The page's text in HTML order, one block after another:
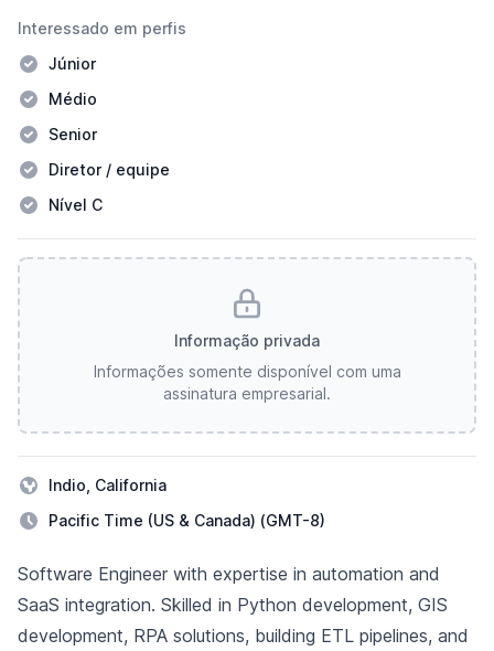
Interessado em perfis
Júnior
Médio
Senior
Diretor / equipe
Nível C
Informação privada
Informações somente disponível com uma
assinatura empresarial.
Indio, California
Pacific Time (US & Canada) (GMT-8)
Descrição
Software Engineer with expertise in automation and
SaaS integration. Skilled in Python development, GIS
development, RPA solutions, building ETL pipelines, and